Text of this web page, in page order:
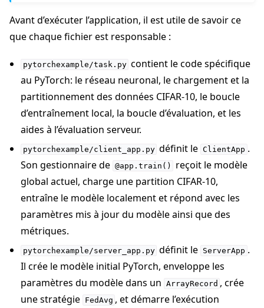
Avant d’exécuter l’application, il est utile de savoir ce
que chaque fichier est responsable :
pytorchexample/task.py contient le code spécifique
au PyTorch: le réseau neuronal, le chargement et la
partitionnement des données CIFAR-10, le boucle
d’entraînement local, la boucle d’évaluation, et les
aides à l’évaluation serveur.
pytorchexample/client_app.py définit le ClientApp .
Son gestionnaire de @app.train()
reçoit le modèle
global actuel, charge une partition CIFAR-10,
entraîne le modèle localement et répond avec les
paramètres mis à jour du modèle ainsi que des
métriques.
pytorchexample/server_app.py définit le ServerApp .
Il crée le modèle initial PyTorch, enveloppe les
paramètres du modèle dans un ArrayRecord , crée
une stratégie FedAvg , et démarre l’exécution